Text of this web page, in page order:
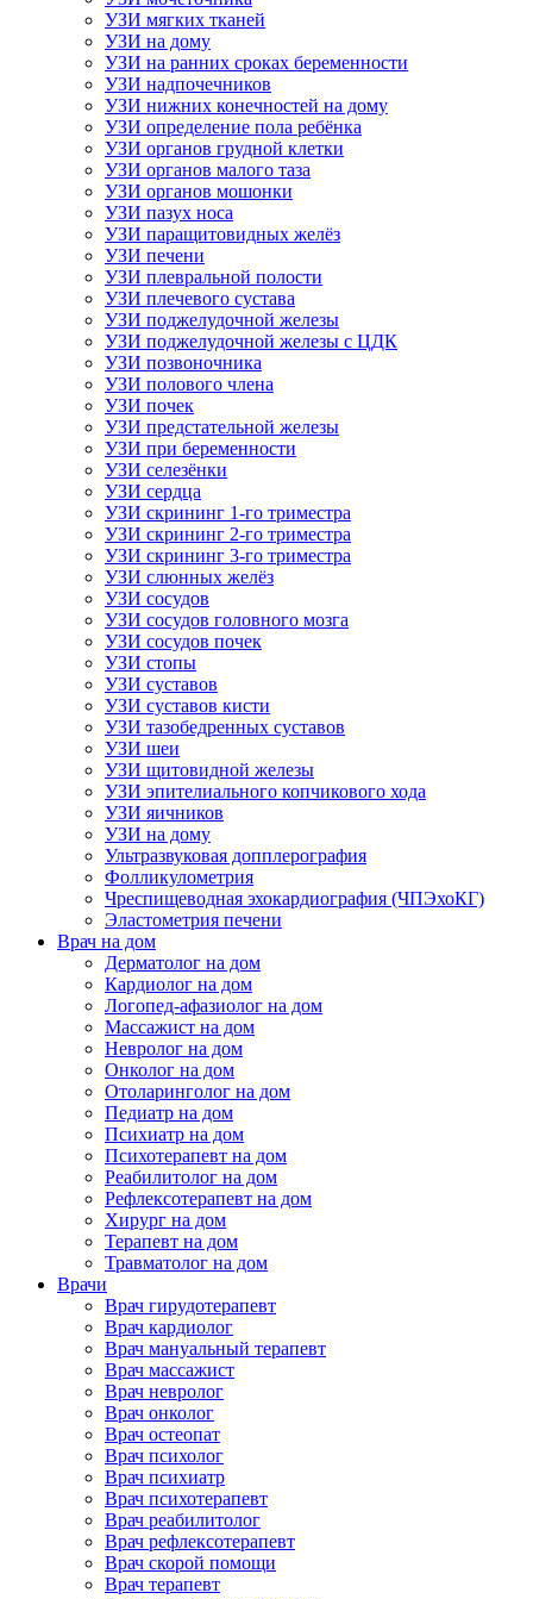
УЗИ мягких тканей
УЗИ на дому
УЗИ на ранних сроках беременности
УЗИ надпочечников
УЗИ нижних конечностей на дому
УЗИ определение пола ребёнка
УЗИ органов грудной клетки
УЗИ органов малого таза
УЗИ органов мошонки
УЗИ пазух носа
УЗИ паращитовидных желёз
УЗИ печени
УЗИ плевральной полости
УЗИ плечевого сустава
УЗИ поджелудочной железы
УЗИ поджелудочной железы с ЦДК
УЗИ позвоночника
УЗИ полового члена
УЗИ почек
УЗИ предстательной железы
УЗИ при беременности
УЗИ селезёнки
УЗИ сердца
УЗИ скрининг 1-го триместра
УЗИ скрининг 2-го триместра
УЗИ скрининг 3-го триместра
УЗИ слюнных желёз
УЗИ сосудов
УЗИ сосудов головного мозга
УЗИ сосудов почек
УЗИ стопы
УЗИ суставов
УЗИ суставов кисти
УЗИ тазобедренных суставов
УЗИ шеи
УЗИ щитовидной железы
УЗИ эпителиального копчикового хода
УЗИ яичников
УЗИ на дому
Ультразвуковая допплерография
Фолликулометрия
Чреспищеводная эхокардиография (ЧПЭхоКГ)
Эластометрия печени
Врач на дом
Дерматолог на дом
Кардиолог на дом
Логопед-афазиолог на дом
Массажист на дом
Невролог на дом
Онколог на дом
Отоларинголог на дом
Педиатр на дом
Психиатр на дом
Психотерапевт на дом
Реабилитолог на дом
Рефлексотерапевт на дом
Хирург на дом
Терапевт на дом
Травматолог на дом
Врачи
Врач гирудотерапевт
Врач кардиолог
Врач мануальный терапевт
Врач массажист
Врач невролог
Врач онколог
Врач остеопат
Врач психолог
Врач психиатр
Врач психотерапевт
Врач реабилитолог
Врач рефлексотерапевт
Врач скорой помощи
Врач терапевт